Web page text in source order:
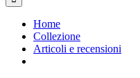
Home
Collezione
Articoli e recensioni